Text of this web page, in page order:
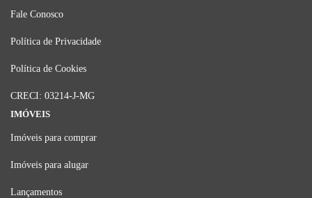
Fale Conosco
Política de Privacidade
Política de Cookies
CRECI: 03214-J-MG
IMÓVEIS
Imóveis para comprar
Imóveis para alugar
Lançamentos